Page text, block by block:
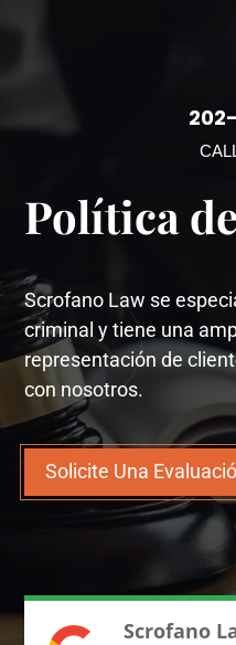
Política
Scrofano Law se
criminal y tiene una
representación de
con nosotros.
Solicite Una
Scrofano